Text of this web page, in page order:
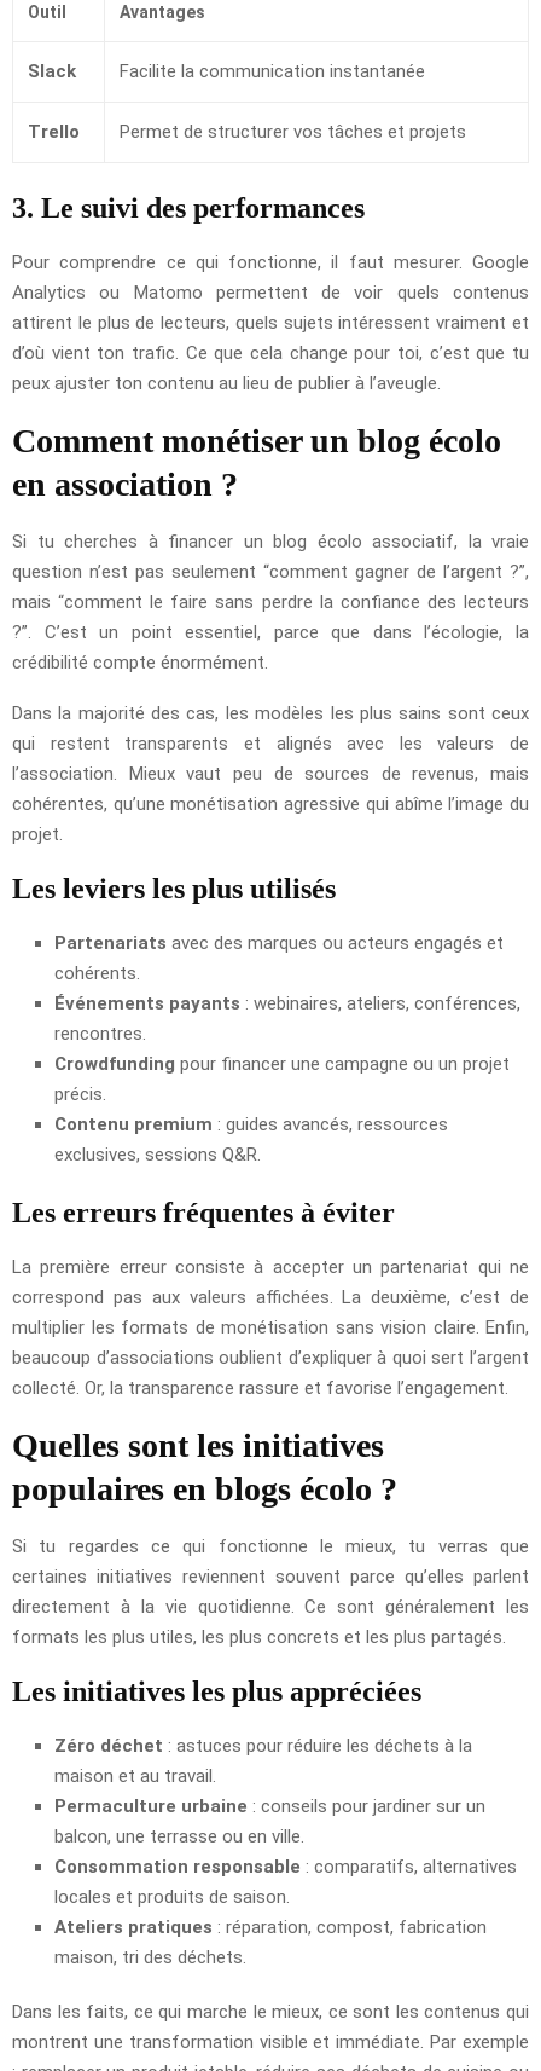
Outil Avantages
Slack Facilite la communication instantanée
Trello Permet de structurer vos tâches et projets
3. Le suivi des performances
Pour comprendre ce qui fonctionne, il faut mesurer. Google
Analytics ou Matomo permettent de voir quels contenus
attirent le plus de lecteurs, quels sujets intéressent vraiment et
d’où vient ton trafic. Ce que cela change pour toi, c’est que tu
peux ajuster ton contenu au lieu de publier à l’aveugle.
Comment monétiser un blog écolo
en association ?
Si tu cherches à financer un blog écolo associatif, la vraie
question n’est pas seulement “comment gagner de l’argent ?”,
mais “comment le faire sans perdre la confiance des lecteurs
?”. C’est un point essentiel, parce que dans l’écologie, la
crédibilité compte énormément.
Dans la majorité des cas, les modèles les plus sains sont ceux
qui restent transparents et alignés avec les valeurs de
l’association. Mieux vaut peu de sources de revenus, mais
cohérentes, qu’une monétisation agressive qui abîme l’image du
projet.
Les leviers les plus utilisés
Partenariats avec des marques ou acteurs engagés et
cohérents.
Événements payants : webinaires, ateliers, conférences,
rencontres.
Crowdfunding pour financer une campagne ou un projet
précis.
Contenu premium : guides avancés, ressources
exclusives, sessions Q&R.
Les erreurs fréquentes à éviter
La première erreur consiste à accepter un partenariat qui ne
correspond pas aux valeurs affichées. La deuxième, c’est de
multiplier les formats de monétisation sans vision claire. Enfin,
beaucoup d’associations oublient d’expliquer à quoi sert l’argent
collecté. Or, la transparence rassure et favorise l’engagement.
Quelles sont les initiatives
populaires en blogs écolo ?
Si tu regardes ce qui fonctionne le mieux, tu verras que
certaines initiatives reviennent souvent parce qu’elles parlent
directement à la vie quotidienne. Ce sont généralement les
formats les plus utiles, les plus concrets et les plus partagés.
Les initiatives les plus appréciées
Zéro déchet : astuces pour réduire les déchets à la
maison et au travail.
Permaculture urbaine : conseils pour jardiner sur un
balcon, une terrasse ou en ville.
Consommation responsable : comparatifs, alternatives
locales et produits de saison.
Ateliers pratiques : réparation, compost, fabrication
maison, tri des déchets.
Dans les faits, ce qui marche le mieux, ce sont les contenus qui
montrent une transformation visible et immédiate. Par exemple